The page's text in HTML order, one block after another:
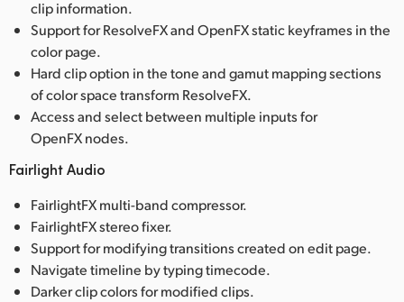
clip information.
Support for ResolveFX and OpenFX static keyframes in the
color page.
Hard clip option in the tone and gamut mapping sections
of color space transform ResolveFX.
Access and select between multiple inputs for
OpenFX nodes.
Fairlight Audio
FairlightFX multi-band compressor.
FairlightFX stereo fixer.
Support for modifying transitions created on edit page.
Navigate timeline by typing timecode.
Darker clip colors for modified clips.